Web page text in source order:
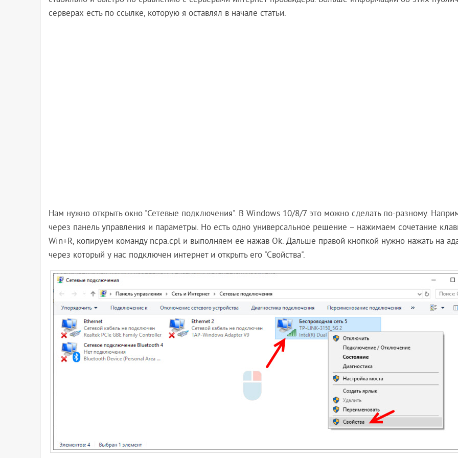
серверах есть по ссылке, которую я оставлял в начале статьи.
Нам нужно открыть окно "Сетевые подключения". В Windows 10/8/7 это можно сделать по-разному.
через панель управления и параметры. Но есть одно универсальное решение – нажимаем сочетание
Win+R, копируем команду ncpa.cpl и выполняем ее нажав Ok. Дальше правой кнопкой нужно нажать на
через который у нас подключен интернет и открыть его "Свойства".